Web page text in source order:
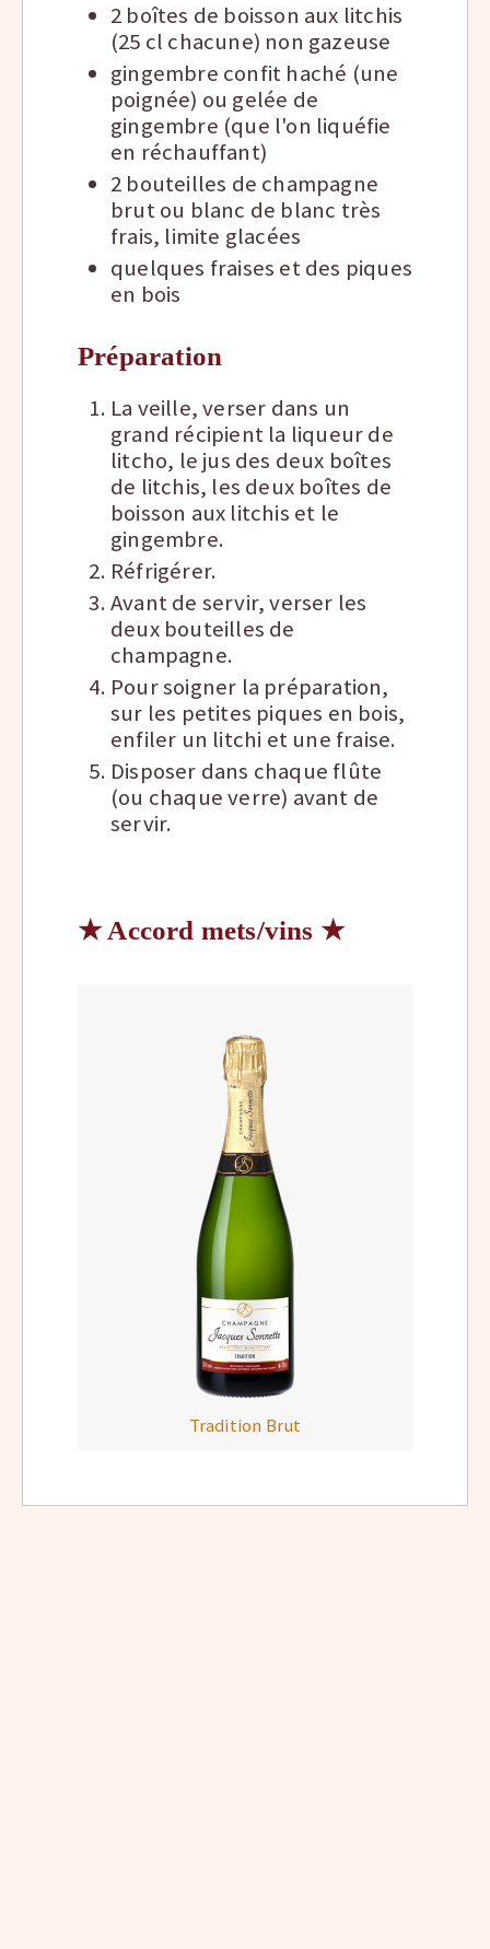
2 boîtes de boisson aux litchis
(25 cl chacune) non gazeuse
gingembre confit haché (une
poignée) ou gelée de
gingembre (que l'on liquéfie
en réchauffant)
2 bouteilles de champagne
brut ou blanc de blanc très
frais, limite glacées
quelques fraises et des piques
en bois
Préparation
La veille, verser dans un
grand récipient la liqueur de
litcho, le jus des deux boîtes
de litchis, les deux boîtes de
boisson aux litchis et le
gingembre.
Réfrigérer.
Avant de servir, verser les
deux bouteilles de
champagne.
Pour soigner la préparation,
sur les petites piques en bois,
enfiler un litchi et une fraise.
Disposer dans chaque flûte
(ou chaque verre) avant de
servir.
★ Accord mets/vins ★
Tradition Brut